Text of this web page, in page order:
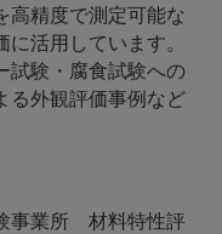
精度で測定可能な
活用しています。
試験・腐食試験への
る外観評価事例など
事業所 材料特性評